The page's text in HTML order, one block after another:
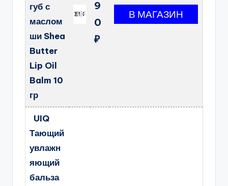
губ с
маслом
ши Shea
Butter
Lip Oil
Balm 10
гр
9
0
₽
UIQ
Тающий
увлажн
яющий
бальза